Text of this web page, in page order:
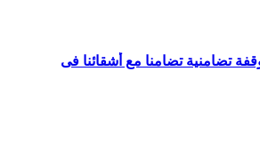
تضامنية تضامنا مع أشقائنا فى